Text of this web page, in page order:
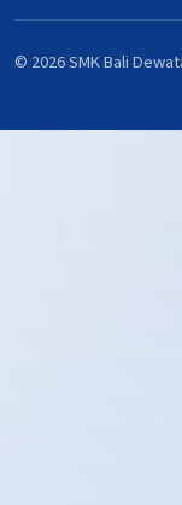
© 2026 SMK Bali